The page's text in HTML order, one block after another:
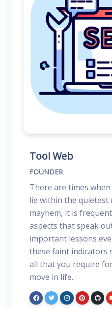
Tool Web
FOUNDER
There are times
lie within the quietest
mayhem, it is
aspects that speak
important lessons
these faint indicators
all that you require
move in life.